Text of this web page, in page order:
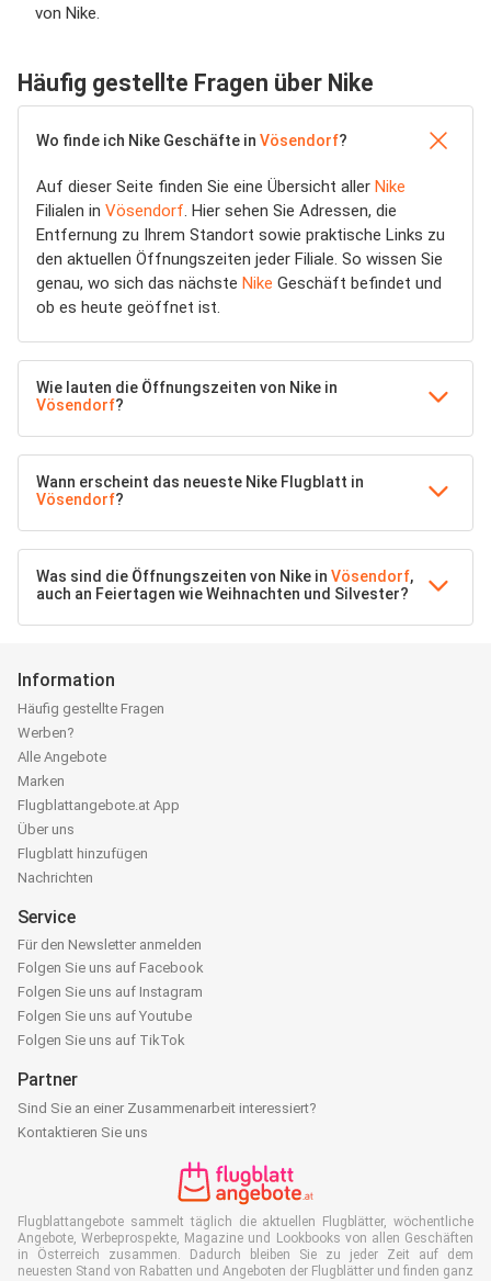
von Nike.
Häufig gestellte Fragen über Nike
Wo finde ich Nike Geschäfte in Vösendorf?
Auf dieser Seite finden Sie eine Übersicht aller Nike
Filialen in Vösendorf. Hier sehen Sie Adressen, die
Entfernung zu Ihrem Standort sowie praktische Links zu
den aktuellen Öffnungszeiten jeder Filiale. So wissen Sie
genau, wo sich das nächste Nike Geschäft befindet und
ob es heute geöffnet ist.
Wie lauten die Öffnungszeiten von Nike in
Vösendorf?
Wann erscheint das neueste Nike Flugblatt in
Vösendorf?
Was sind die Öffnungszeiten von Nike in Vösendorf,
auch an Feiertagen wie Weihnachten und Silvester?
Information
Häufig gestellte Fragen
Werben?
Alle Angebote
Marken
Flugblattangebote.at App
Über uns
Flugblatt hinzufügen
Nachrichten
Service
Für den Newsletter anmelden
Folgen Sie uns auf Facebook
Folgen Sie uns auf Instagram
Folgen Sie uns auf Youtube
Folgen Sie uns auf TikTok
Partner
Sind Sie an einer Zusammenarbeit interessiert?
Kontaktieren Sie uns
Flugblattangebote sammelt täglich die aktuellen Flugblätter, wöchentliche
Angebote, Werbeprospekte, Magazine und Lookbooks von allen Geschäften
in Österreich zusammen. Dadurch bleiben Sie zu jeder Zeit auf dem
neuesten Stand von Rabatten und Angeboten der Flugblätter und finden ganz